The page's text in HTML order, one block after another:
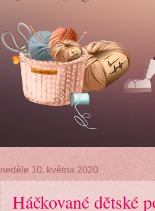
neděle 10. května 2020
Háčkované dětské